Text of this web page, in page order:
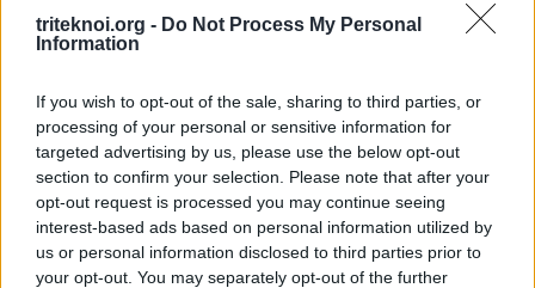
triteknoi.org - Do Not Process My Personal
Information
If you wish to opt-out of the sale, sharing to third parties, or
processing of your personal or sensitive information for
targeted advertising by us, please use the below opt-out
section to confirm your selection. Please note that after your
opt-out request is processed you may continue seeing
interest-based ads based on personal information utilized by
us or personal information disclosed to third parties prior to
your opt-out. You may separately opt-out of the further